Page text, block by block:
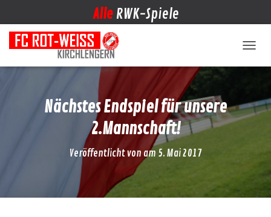
Alle RWK-Spiele
Nächstes Endspiel für unsere
2.Mannschaft!
Veröffentlicht von am 5. Mai 2017